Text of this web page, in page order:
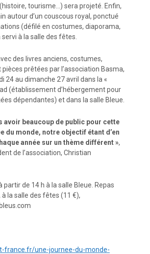
tourisme…) sera projeté. Enfin,
autour d’un couscous royal, ponctué
(défilé en costumes, diaporama,
à la salle des fêtes.
des livres anciens, costumes,
prêtées par l’association Basma,
24 au dimanche 27 avril dans la «
(établissement d’hébergement pour
dépendantes) et dans la salle Bleue.
avoir beaucoup de public pour cette
du monde, notre objectif étant d’en
année sur un thème différent »,
de l’association, Christian
partir de 14 h à la salle Bleue. Repas
la salle des fêtes (11 €),
france.fr/une-journee-du-monde-